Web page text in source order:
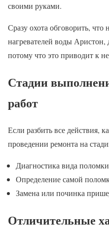
своими руками.
Сразу охота обговорить, что
нагревателей воды
потому что это приводит к
Стадии
работ
Если разбить все действия,
проведении ремонта на
Диагностика вида поломки
Определение самой
Замена или починка
Отличительные